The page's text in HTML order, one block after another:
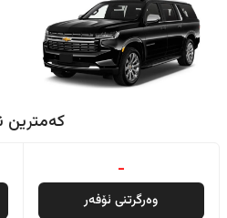
کەمترین
-
وەرگرتنی ئۆفەر